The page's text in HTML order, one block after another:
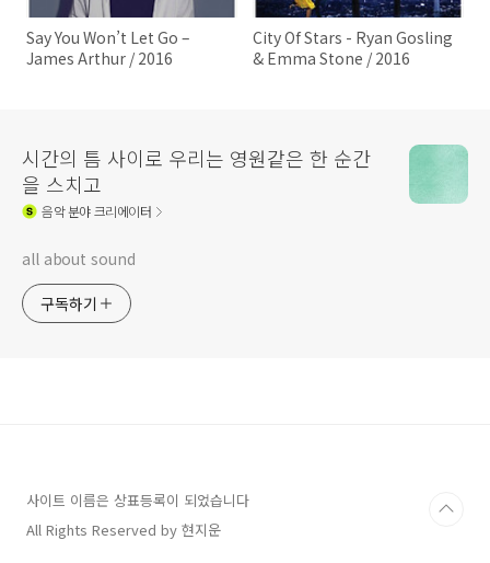
Say You Won’t Let Go –
James Arthur / 2016
City Of Stars - Ryan Gosling
& Emma Stone / 2016
시간의 틈 사이로 우리는 영원같은 한 순간
을 스치고
음악분야 크리에이터
all about sound
구독하기
사이트 이름은 상표등록이 되었습니다
All Rights Reserved by 현지운